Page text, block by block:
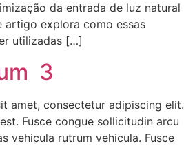
da entrada de luz natural
artigo explora como essas
utilizadas […]
3
amet, consectetur adipiscing elit.
Fusce congue sollicitudin arcu
vehicula rutrum vehicula. Fusce